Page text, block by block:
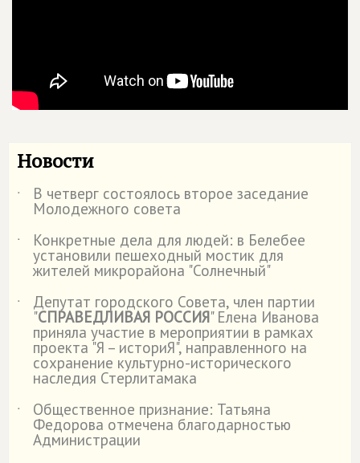
Новости
˙ В четверг состоялось второе заседание
Молодежного совета
˙
Конкретные дела для людей: в Белебее
установили пешеходный мостик для
жителей микрорайона "Солнечный"
˙
Депутат городского Совета, член партии
"СПРАВЕДЛИВАЯ РОССИЯ" Елена Иванова
приняла участие в мероприятии в рамках
проекта "Я – историЯ", направленного на
сохранение культурно-исторического
наследия Стерлитамака
˙
Общественное признание: Татьяна
Федорова отмечена благодарностью
Администрации